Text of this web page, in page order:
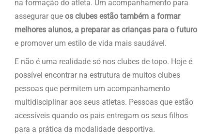
na formação do atleta. Um acompanhamento para
assegurar que os clubes estão também a formar
melhores alunos, a preparar as crianças para o futuro
e promover um estilo de vida mais saudável.
E não é uma realidade só nos clubes de topo. Hoje é
possível encontrar na estrutura de muitos clubes
pessoas que permitem um acompanhamento
multidisciplinar aos seus atletas. Pessoas que estão
acessíveis quando os pais entregam os seus filhos
para a prática da modalidade desportiva.